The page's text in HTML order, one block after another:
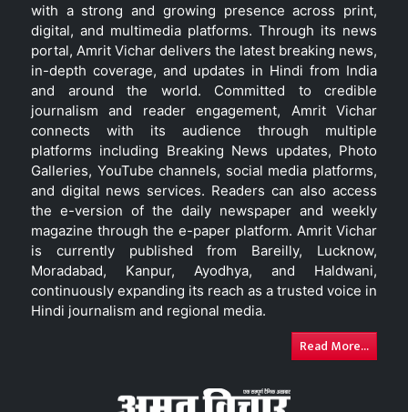
with a strong and growing presence across print,
digital, and multimedia platforms. Through its news
portal, Amrit Vichar delivers the latest breaking news,
in-depth coverage, and updates in Hindi from India
and around the world. Committed to credible
journalism and reader engagement, Amrit Vichar
connects with its audience through multiple
platforms including Breaking News updates, Photo
Galleries, YouTube channels, social media platforms,
and digital news services. Readers can also access
the e-version of the daily newspaper and weekly
magazine through the e-paper platform. Amrit Vichar
is currently published from Bareilly, Lucknow,
Moradabad, Kanpur, Ayodhya, and Haldwani,
continuously expanding its reach as a trusted voice in
Hindi journalism and regional media.
Read More...